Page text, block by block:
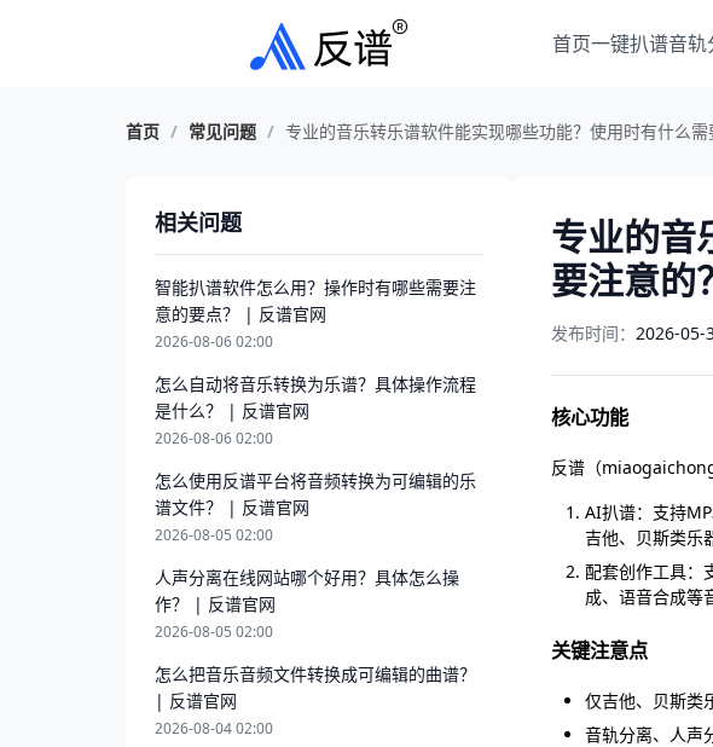
首页一键扒谱音轨
首页 / 常见问题 / 专业的音乐转乐谱软件能实现哪些功能？使用时有什么
相关问题
智能扒谱软件怎么用？操作时有哪些需要注
意的要点？ | 反谱官网
2026-08-06 02:00
怎么自动将音乐转换为乐谱？具体操作流程
是什么？ | 反谱官网
2026-08-06 02:00
怎么使用反谱平台将音频转换为可编辑的乐
谱文件？ | 反谱官网
2026-08-05 02:00
人声分离在线网站哪个好用？具体怎么操
作？ | 反谱官网
2026-08-05 02:00
怎么把音乐音频文件转换成可编辑的曲谱？
| 反谱官网
2026-08-04 02:00
专业的音
要注意的
发布时间： 2026-05-
核心功能
反谱（
AI扒谱：支持
吉他、贝斯类乐
配套创作工具：
成、语音合成等
关键注意点
仅吉他、贝斯类
音轨分离、人声